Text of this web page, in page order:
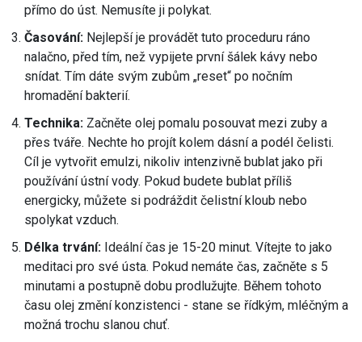
přímo do úst. Nemusíte ji polykat.
Časování: Nejlepší je provádět tuto proceduru ráno
nalačno, před tím, než vypijete první šálek kávy nebo
snídat. Tím dáte svým zubům „reset“ po nočním
hromadění bakterií.
Technika: Začněte olej pomalu posouvat mezi zuby a
přes tváře. Nechte ho projít kolem dásní a podél čelisti.
Cíl je vytvořit emulzi, nikoliv intenzivně bublat jako při
používání ústní vody. Pokud budete bublat příliš
energicky, můžete si podráždit čelistní kloub nebo
spolykat vzduch.
Délka trvání: Ideální čas je 15-20 minut. Vítejte to jako
meditaci pro své ústa. Pokud nemáte čas, začněte s 5
minutami a postupně dobu prodlužujte. Během tohoto
času olej změní konzistenci - stane se řídkým, mléčným a
možná trochu slanou chuť.